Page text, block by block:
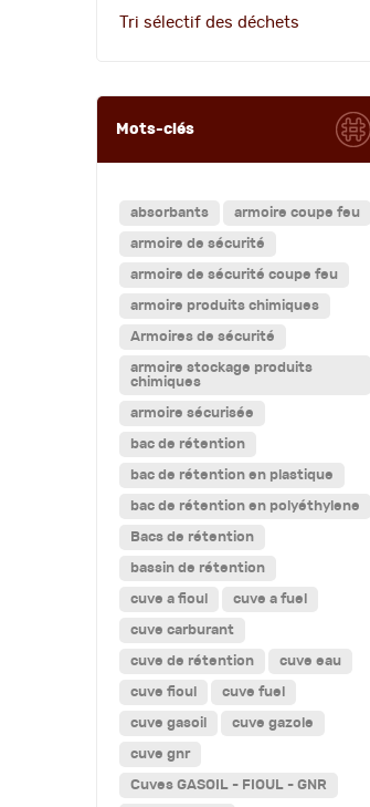
Tri sélectif des déchets
Mots-clés
absorbants armoire coupe feu
armoire de sécurité
armoire de sécurité coupe feu
armoire produits chimiques
Armoires de sécurité
armoire stockage produits
chimiques
armoire sécurisée
bac de rétention
bac de rétention en plastique
bac de rétention en polyéthylene
Bacs de rétention
bassin de rétention
cuve a fioul cuve a fuel
cuve carburant
cuve de rétention cuve eau
cuve fioul cuve fuel
cuve gasoil cuve gazole
cuve gnr
Cuves GASOIL - FIOUL - GNR